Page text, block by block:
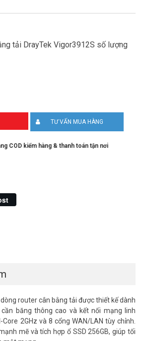
tải DrayTek Vigor3912S số lượng
TƯ VẤN MUA HÀNG
COD kiểm hàng & thanh toán tận nơi
router cân bằng tải được thiết kế dành
băng thông cao và kết nối mạng linh
2GHz và 8 cổng WAN/LAN tùy chỉnh.
mẽ và tích hợp ổ SSD 256GB, giúp tối